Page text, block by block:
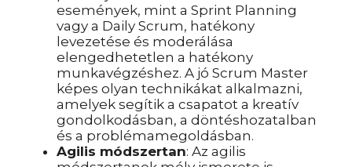
események, mint a Sprint Planning
vagy a Daily Scrum, hatékony
levezetése és moderálása
elengedhetetlen a hatékony
munkavégzéshez. A jó Scrum Master
képes olyan technikákat alkalmazni,
amelyek segítik a csapatot a kreatív
gondolkodásban, a döntéshozatalban
és a problémamegoldásban.
Agilis módszertan: Az agilis